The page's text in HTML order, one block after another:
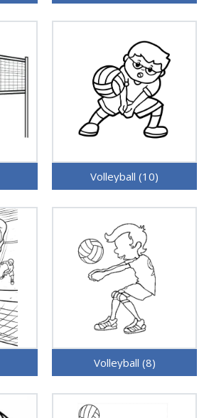
Volleyball (10)
Volleyball (8)